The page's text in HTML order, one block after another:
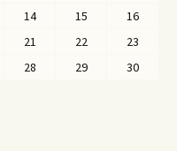
14 15
16
21 22
23
28 29
30